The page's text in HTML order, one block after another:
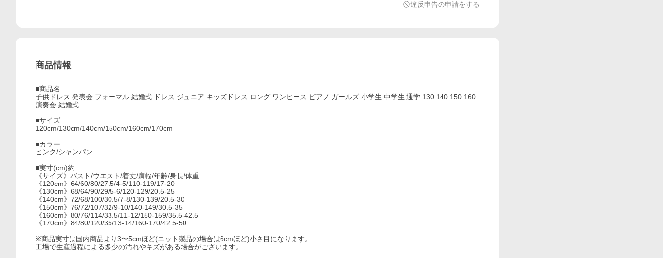
違反申告の申請をする
商品情報
■商品名
子供ドレス 発表会 フォーマル 結婚式 ドレス ジュニア キッズドレス ロング ワンピース ピアノ ガールズ 小学生 中学生 通学 130 140 150 160
演奏会 結婚式
■サイズ
120cm/130cm/140cm/150cm/160cm/170cm
■カラー
ピンク/シャンパン
■実寸(cm)約
《サイズ》バスト/ウエスト/着丈/肩幅/年齢/身長/体重
《120cm》64/60/80/27.5/4-5/110-119/17-20
《130cm》68/64/90/29/5-6/120-129/20.5-25
《140cm》72/68/100/30.5/7-8/130-139/20.5-30
《150cm》76/72/107/32/9-10/140-149/30.5-35
《160cm》80/76/114/33.5/11-12/150-159/35.5-42.5
《170cm》84/80/120/35/13-14/160-170/42.5-50
※商品実寸は国内商品より3〜5cmほど(ニット製品の場合は6cmほど)小さ目になります。
工場で生産過程による多少の汚れやキズがある場合がございます。